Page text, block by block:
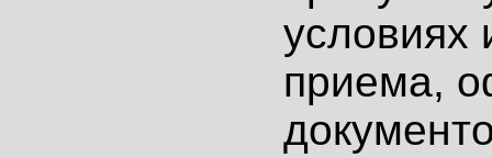
условиях
приема,